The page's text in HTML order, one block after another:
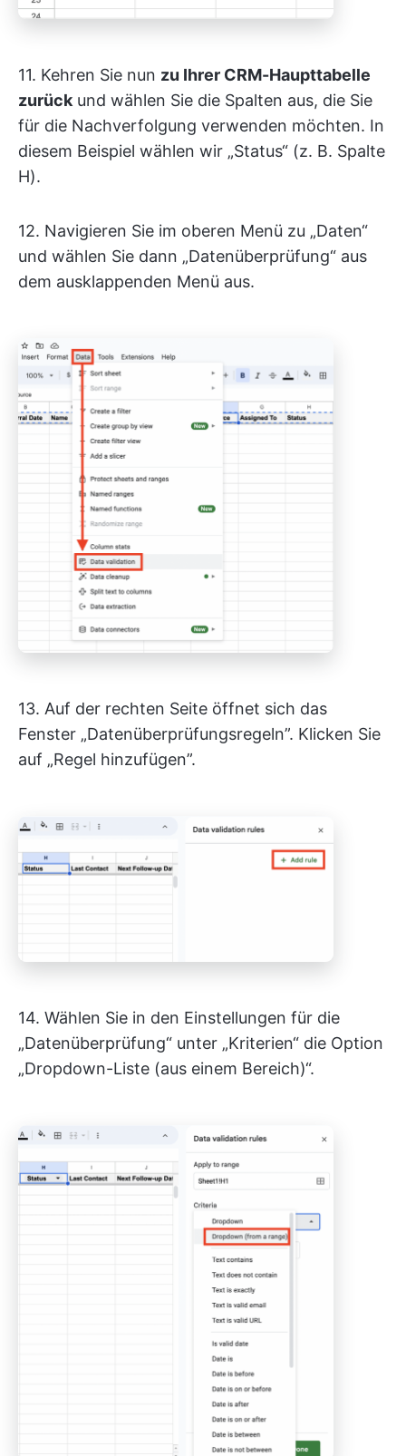
11. Kehren Sie nun zu Ihrer CRM-Haupttabelle
zurück und wählen Sie die Spalten aus, die Sie
für die Nachverfolgung verwenden möchten. In
diesem Beispiel wählen wir „Status“ (z. B. Spalte
H).
12. Navigieren Sie im oberen Menü zu „Daten“
und wählen Sie dann „Datenüberprüfung“ aus
dem ausklappenden Menü aus.
13. Auf der rechten Seite öffnet sich das
Fenster „Datenüberprüfungsregeln”. Klicken Sie
auf „Regel hinzufügen”.
14. Wählen Sie in den Einstellungen für die
„Datenüberprüfung“ unter „Kriterien“ die Option
„Dropdown-Liste (aus einem Bereich)“.